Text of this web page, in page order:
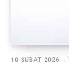
10 ŞUBAT 2026